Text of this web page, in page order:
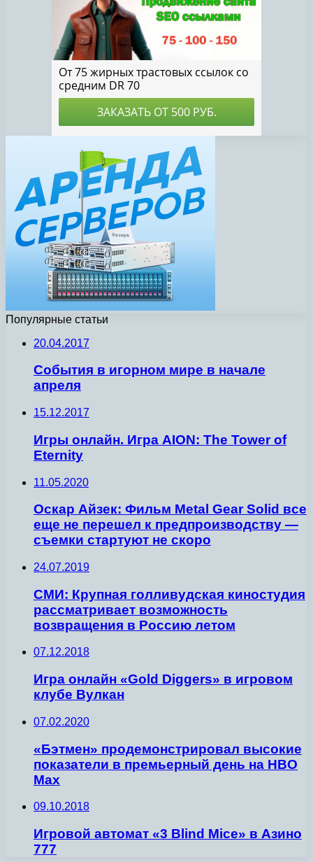
Популярные статьи
20.04.2017
События в игорном мире в начале
апреля
15.12.2017
Игры онлайн. Игра AION: The Tower of
Eternity
11.05.2020
Оскар Айзек: Фильм Metal Gear Solid все
еще не перешел к предпроизводству —
съемки стартуют не скоро
24.07.2019
СМИ: Крупная голливудская киностудия
рассматривает возможность
возвращения в Россию летом
07.12.2018
Игра онлайн «Gold Diggers» в игровом
клубе Вулкан
07.02.2020
«Бэтмен» продемонстрировал высокие
показатели в премьерный день на HBO
Max
09.10.2018
Игровой автомат «3 Blind Mice» в Азино
777